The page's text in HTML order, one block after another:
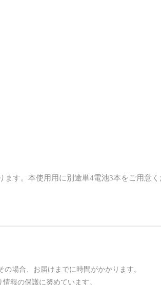
す。本使用用に別途単4電池3本をご用意
場合、お届けまでに時間がかかります。
報の保護に努めています。